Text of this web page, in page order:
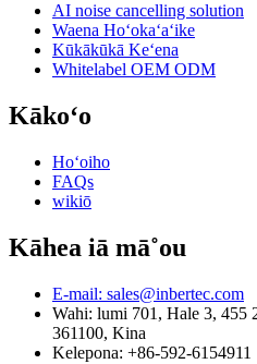
AI noise cancelling solution
Waena Hoʻokaʻaʻike
Kūkākūkā Keʻena
Whitelabel OEM ODM
Kākoʻo
Hoʻoiho
FAQs
wikiō
Kāhea iā mā˚ou
E-mail: sales@inbertec.com
Wahi: lumi 701, Hale 3, 455
361100, Kina
Kelepona: +86-592-6154911